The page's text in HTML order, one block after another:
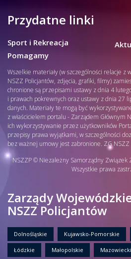
Przydatne linki
Sport i Rekreacja
Pomagamy
Wszelkie materiały (w szczególności relacje z
NSZZ Policjantów, zdjęcia, grafiki, filmy)
chronione są przepisami ustawy z dnia 4
i prawach pokrewnych oraz ustawy z dnia 27
danych. Materiały te mogą być
z właścicielem portalu - Zarządem Głównym
ich wykorzystywanie przez użytkowników
przepisy prawa wyjątkami, w szczególności
bez ważnej umowy jest zabronione. ZG NSZZ
NSZZP © Niezależny Samorządny Związek
Wszystkie prawa
Zarządy
NSZZ Policjantów
Dolnośląskie Kujawsko-Pomorskie
Łódzkie Małopolskie